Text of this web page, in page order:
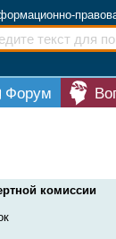
Форум
комиссии